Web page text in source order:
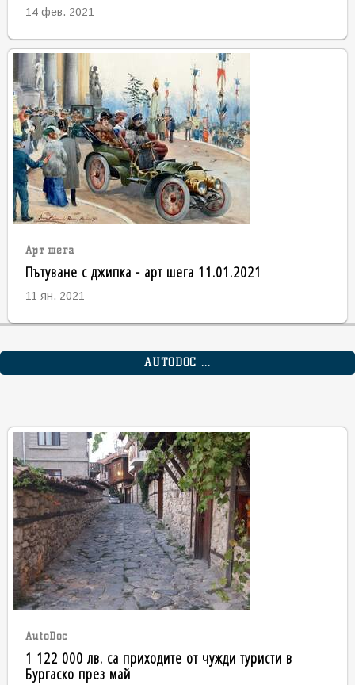
14 фев. 2021
Арт шега
Пътуване с джипка - арт шега 11.01.2021
11 ян. 2021
AUTODOC ...
AutoDoc
1 122 000 лв. са приходите от чужди туристи в
Бургаско през май